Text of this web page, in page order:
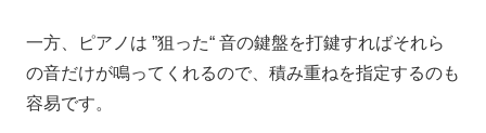
一方、
ピアノは ”狙った“ 音の鍵盤を打鍵すればそれら
の音だけが鳴ってくれるので、 積み重ねを指定するのも
容易です。